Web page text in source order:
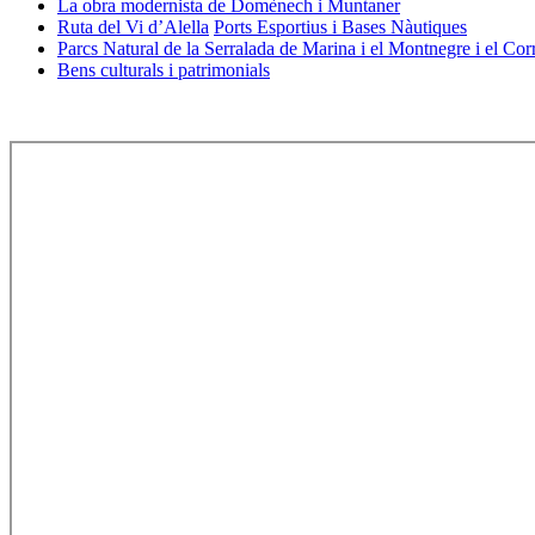
La obra modernista de Domènech i Muntaner
Ruta del Vi d’Alella Ports Esportius i Bases Nàutiques
Parcs Natural de la Serralada de Marina i el Montnegre i el
Bens culturals i patrimonials